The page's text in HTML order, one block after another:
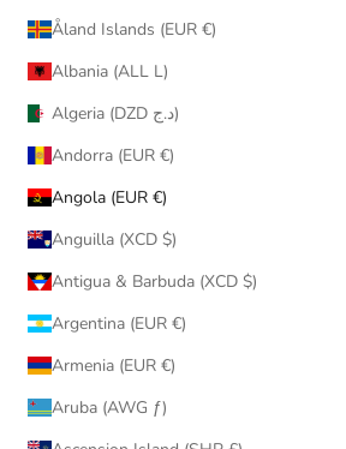
Åland Islands (EUR €)
Albania (ALL L)
Algeria (DZD د.ج)
Andorra (EUR €)
Angola (EUR €)
Anguilla (XCD $)
Antigua & Barbuda (XCD $)
Argentina (EUR €)
Armenia (EUR €)
Aruba (AWG ƒ)